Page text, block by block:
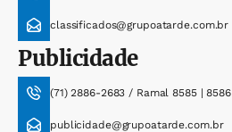
classificados@grupoatarde.com.br
Publicidade
(71) 2886-2683 / Ramal 8585 | 8586
publicidade@grupoatarde.com.br